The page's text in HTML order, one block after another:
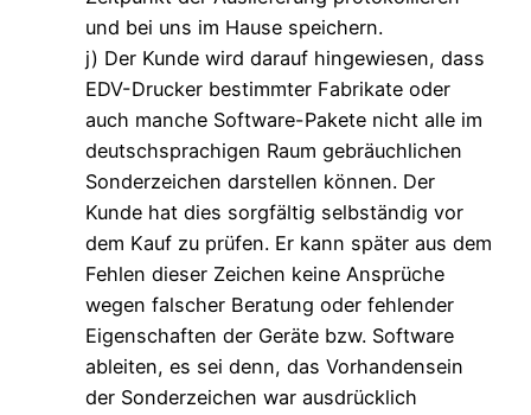
und bei uns im Hause speichern.
j) Der Kunde wird darauf hingewiesen, dass
EDV-Drucker bestimmter Fabrikate oder
auch manche Software-Pakete nicht alle im
deutschsprachigen Raum gebräuchlichen
Sonderzeichen darstellen können. Der
Kunde hat dies sorgfältig selbständig vor
dem Kauf zu prüfen. Er kann später aus dem
Fehlen dieser Zeichen keine Ansprüche
wegen falscher Beratung oder fehlender
Eigenschaften der Geräte bzw. Software
ableiten, es sei denn, das Vorhandensein
der Sonderzeichen war ausdrücklich